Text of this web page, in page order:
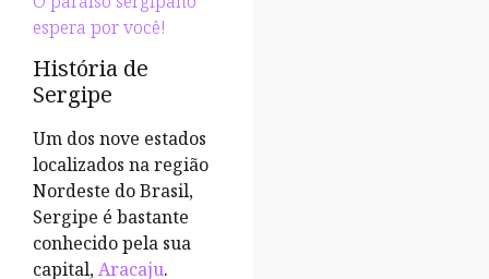
espera por você!
História de
Sergipe
Um dos nove estados
localizados na região
Nordeste do Brasil,
Sergipe é bastante
conhecido pela sua
capital,Aracaju.